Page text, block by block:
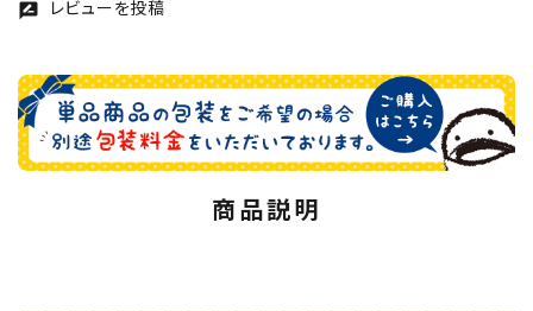
rate_review レビューを投稿
商品説明